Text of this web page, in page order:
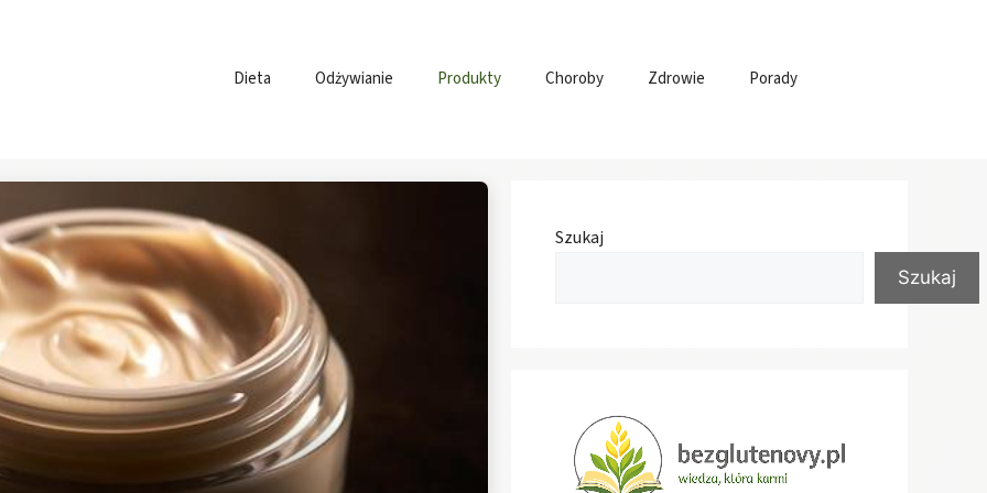
Dieta Odżywianie Produkty Choroby Zdrowie Porady
Szukaj
Szukaj